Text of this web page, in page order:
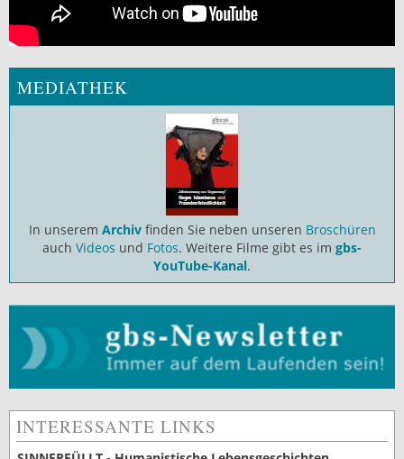
MEDIATHEK
In unserem Archiv finden Sie neben unseren Broschüren
auch Videos und Fotos. Weitere Filme gibt es im gbs-
YouTube-Kanal.
INTERESSANTE LINKS